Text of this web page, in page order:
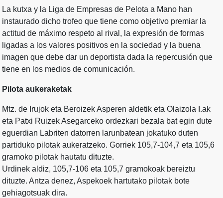
La kutxa y la Liga de Empresas de Pelota a Mano han
instaurado dicho trofeo que tiene como objetivo premiar la
actitud de máximo respeto al rival, la expresión de formas
ligadas a los valores positivos en la sociedad y la buena
imagen que debe dar un deportista dada la repercusión que
tiene en los medios de comunicación.
Pilota aukeraketak
Mtz. de Irujok eta Beroizek Asperen aldetik eta Olaizola I.ak
eta Patxi Ruizek Asegarceko ordezkari bezala bat egin dute
eguerdian Labriten datorren larunbatean jokatuko duten
partiduko pilotak aukeratzeko. Gorriek 105,7-104,7 eta 105,6
gramoko pilotak hautatu dituzte.
Urdinek aldiz, 105,7-106 eta 105,7 gramokoak bereiztu
dituzte. Antza denez, Aspekoek hartutako pilotak bote
gehiagotsuak dira.